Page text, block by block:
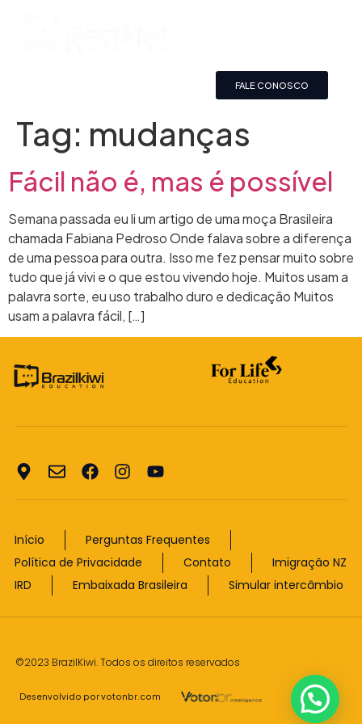
FALE CONOSCO
Tag: mudanças
Fácil não é, mas é possível
Semana passada eu li um artigo de uma moça Brasileira
chamada Fabiana Pedroso Onde falava sobre a diferença
de uma pessoa para outra. Isso me fez pensar muito sobre
tudo que já vivi e o que estou vivendo hoje. Muitos usam a
palavra sorte, eu uso trabalho duro e dedicação Muitos
usam a palavra fácil, […]
Início
Perguntas Frequentes
Política de Privacidade
Contato
Imigração NZ
IRD
Embaixada Brasileira Simular intercâmbio
©2023 BrazilKiwi. Todos os direitos reservados
Desenvolvido por votonbr.com